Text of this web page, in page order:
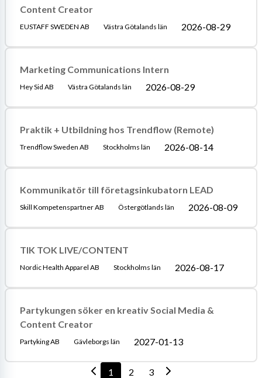
Content Creator
EUSTAFF SWEDEN AB Västra Götalands län 2026-08-29
Marketing Communications Intern
Hey Sid AB Västra Götalands län 2026-08-29
Praktik + Utbildning hos Trendflow (Remote)
Trendflow Sweden AB Stockholms län 2026-08-14
Kommunikatör till företagsinkubatorn LEAD
Skill Kompetenspartner AB Östergötlands län 2026-08-09
TIK TOK LIVE/CONTENT
Nordic Health Apparel AB Stockholms län 2026-08-17
Partykungen söker en kreativ Social Media &
Content Creator
Partyking AB Gävleborgs län 2027-01-13
1 2 3